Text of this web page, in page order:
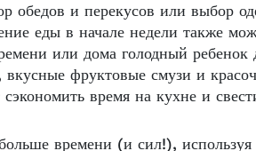
обедов и перекусов или выбор
еды в начале недели также
или дома голодный ребенок
вкусные фруктовые смузи и
время на кухне и
времени (и сил!), используя